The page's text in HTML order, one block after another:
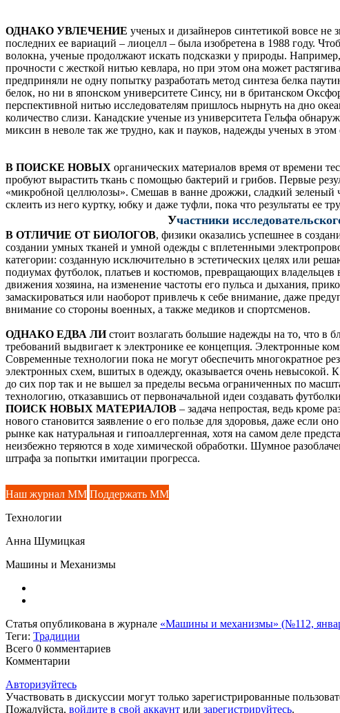
ОДНАКО УВЛЕЧЕНИЕ ученых и дизайнеров синтетикой вовсе не
последних ее вариаций – лиоцелл – была изобретена в 1988 году.
волокна, ученые продолжают искать подсказки у природы.
прочности с жесткой нитью кевлара, но при этом она может
предприняли не одну попытку разработать метод синтеза белка
белок, но ни в японском университете Синсу, ни в британском
перспективной нитью исследователям пришлось нырнуть на дно
количество слизи. Канадские ученые из университета Гельфа
миксин в неволе так же трудно, как и пауков, надежды ученых в
В ПОИСКЕ НОВЫХ органических материалов время от времени
пробуют вырастить ткань с помощью бактерий и грибов. Первые
«микробной целлюлозы». Смешав в ванне дрожжи, сладкий зеленый
склеить из него куртку, юбку и даже туфли, пока что результаты ее
Участники
В ОТЛИЧИЕ ОТ БИОЛОГОВ, физики оказались успешнее в
создании умных тканей и умной одежды с вплетенными
категории: созданную исключительно в эстетических целях или
подиумах футболок, платьев и костюмов, превращающих владельцев
движения хозяина, на изменение частоты его пульса и дыхания,
замаскироваться или наоборот привлечь к себе внимание, даже
внимание со стороны военных, а также медиков и спортсменов.
ОДНАКО ЕДВА ЛИстоит возлагать большие надежды на то, что в
требований выдвигает к электронике ее концепция. Электронные
Современные технологии пока не могут обеспечить многократное
электронных схем, вшитых в одежду, оказывается очень невысокой.
до сих пор так и не вышел за пределы весьма ограниченных по
технологию, отказавшись от первоначальной идеи создавать
ПОИСК НОВЫХ МАТЕРИАЛОВ – задача непростая, ведь кроме
нового становится заявление о его пользе для здоровья, даже если
рынке как натуральная и гипоаллергенная, хотя на самом деле
неизбежно теряются в ходе химической обработки. Шумное
штрафа за попытки имитации прогресса.
Наш журнал ММ Поддержать ММ
Технологии
Анна Шумицкая
Машины и Механизмы
Статья опубликована в журнале «Машины и механизмы» (№112,
Теги: Традиции
Всего 0 комментариев
Комментарии
Авторизуйтесь
Участвовать в дискуссии могут только зарегистрированные
Пожалуйста, войдите в свой аккаунт или зарегистрируйтесь.